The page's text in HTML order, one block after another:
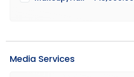
Media Services